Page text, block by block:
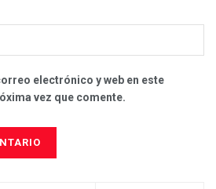
electrónico y web en este
vez que comente.